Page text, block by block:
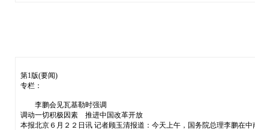
第1版(要闻)
专栏：
李鹏会见瓦基勒时强调
调动一切积极因素 推进中国改革开放
本报北京６月２２日讯 记者顾玉清报道：今天上午，国务院总理李鹏在